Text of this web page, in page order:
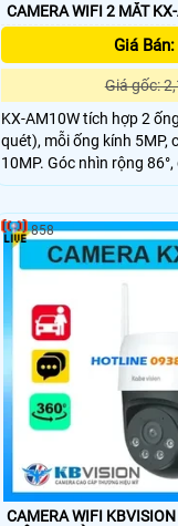
CAMERA WIFI 2 MẮT
Giá Bán:
Giá gốc:
KX-AM10W tích hợp 2
quét), mỗi ống kính 5MP,
10MP. Góc nhìn rộng
-5~90°, kết hợp hồng
tiếp dễ dàng qua ứng
CAMERA WIFI KBVISION
858